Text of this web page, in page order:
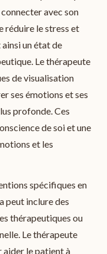
avec son
réduire le stress et
un état de
Le thérapeute
de visualisation
ses émotions et ses
profonde. Ces
de soi et une
et les
spécifiques en
peut inclure des
thérapeutiques ou
Le thérapeute
aider le patient à